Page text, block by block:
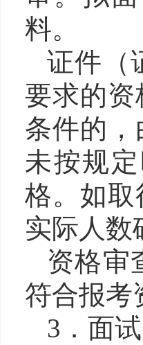
料。
证件（
要求的
条件的
未按规
格。如
实际人数
资格审
符合报考
3．面试